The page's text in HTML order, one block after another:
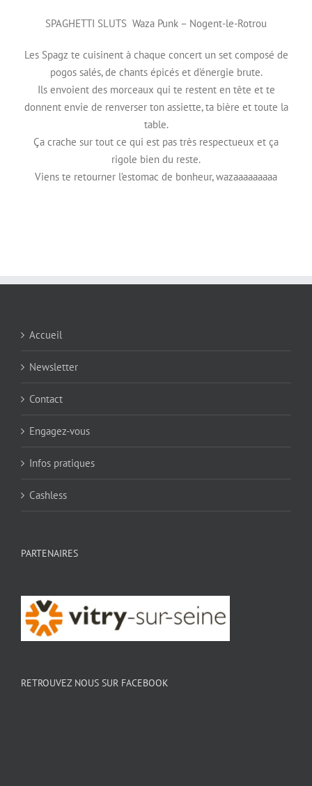
SPAGHETTI SLUTS Waza Punk – Nogent-le-Rotrou
Les Spagz te cuisinent à chaque concert un set composé de
pogos salés, de chants épicés et d’énergie brute.
Ils envoient des morceaux qui te restent en tête et te
donnent envie de renverser ton assiette, ta bière et toute la
table.
Ça crache sur tout ce qui est pas très respectueux et ça
rigole bien du reste.
Viens te retourner l’estomac de bonheur, wazaaaaaaaaa
Accueil
Newsletter
Contact
Engagez-vous
Infos pratiques
Cashless
PARTENAIRES
RETROUVEZ NOUS SUR FACEBOOK